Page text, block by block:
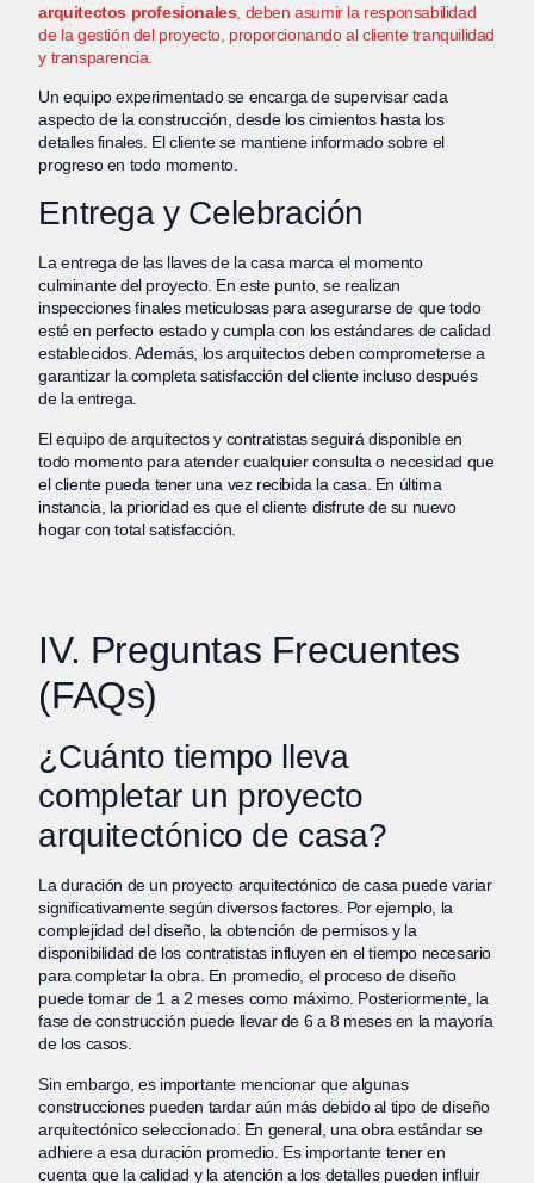
arquitectos profesionales , deben asumir la responsabilidad
de la gestión del proyecto, proporcionando al cliente tranquilidad
y transparencia.
Un equipo experimentado se encarga de supervisar cada
aspecto de la construcción, desde los cimientos hasta los
detalles finales. El cliente se mantiene informado sobre el
progreso en todo momento.
Entrega y Celebración
La entrega de las llaves de la casa marca el momento
culminante del proyecto. En este punto, se realizan
inspecciones finales meticulosas para asegurarse de que todo
esté en perfecto estado y cumpla con los estándares de calidad
establecidos. Además, los arquitectos deben comprometerse a
garantizar la completa satisfacción del cliente incluso después
de la entrega.
El equipo de arquitectos y contratistas seguirá disponible en
todo momento para atender cualquier consulta o necesidad que
el cliente pueda tener una vez recibida la casa. En última
instancia, la prioridad es que el cliente disfrute de su nuevo
hogar con total satisfacción.
IV. Preguntas Frecuentes
(FAQs)
¿Cuánto tiempo lleva
completar un proyecto
arquitectónico de casa?
La duración de un proyecto arquitectónico de casa puede variar
significativamente según diversos factores. Por ejemplo, la
complejidad del diseño, la obtención de permisos y la
disponibilidad de los contratistas influyen en el tiempo necesario
para completar la obra. En promedio, el proceso de diseño
puede tomar de 1 a 2 meses como máximo. Posteriormente, la
fase de construcción puede llevar de 6 a 8 meses en la mayoría
de los casos.
Sin embargo, es importante mencionar que algunas
construcciones pueden tardar aún más debido al tipo de diseño
arquitectónico seleccionado. En general, una obra estándar se
adhiere a esa duración promedio. Es importante tener en
cuenta que la calidad y la atención a los detalles pueden influir